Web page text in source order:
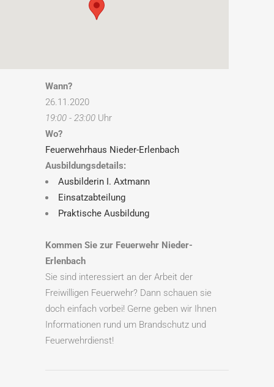
Wann?
26.11.2020
19:00 - 23:00 Uhr
Wo?
Feuerwehrhaus Nieder-Erlenbach
Ausbildungsdetails:
Ausbilderin I. Axtmann
Einsatzabteilung
Praktische Ausbildung
Kommen Sie zur Feuerwehr Nieder-
Erlenbach
Sie sind interessiert an der Arbeit der
Freiwilligen Feuerwehr? Dann schauen sie
doch einfach vorbei! Gerne geben wir Ihnen
Informationen rund um Brandschutz und
Feuerwehrdienst!